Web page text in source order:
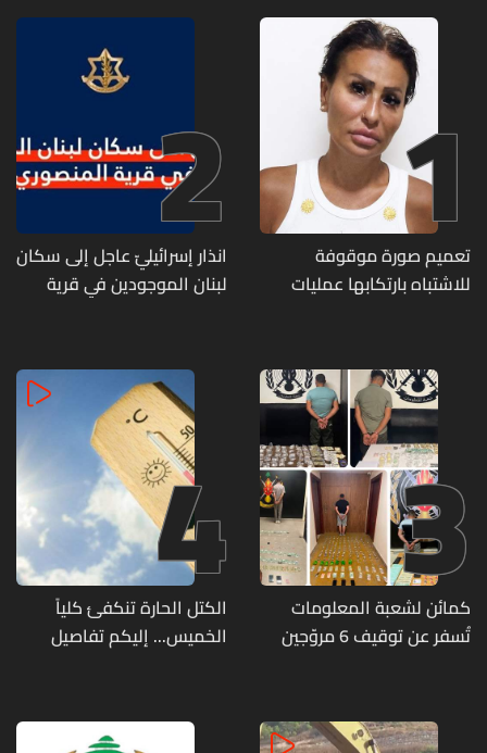
1
تعميم صورة موقوفة
للاشتباه بارتكابها عمليات
2
انذار إسرائيليّ عاجل إلى سكان
لبنان الموجودين في قرية
3
كمائن لشعبة المعلومات
تُسفر عن توقيف 6 مروّجين
4
الكتل الحارة تنكفئ كلياً
الخميس... إليكم تفاصيل